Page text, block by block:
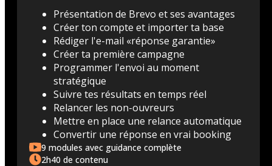
Présentation de Brevo et ses avantages
Créer ton compte et importer ta base
Rédiger l'e-mail «réponse garantie»
Créer ta première campagne
Programmer l'envoi au moment
stratégique
Suivre tes résultats en temps réel
Relancer les non-ouvreurs
Mettre en place une relance automatique
Convertir une réponse en vrai booking
9 modules avec guidance complète
2h40 de contenu